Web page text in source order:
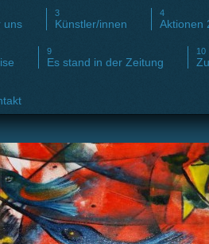
uns Künstler/innen Aktionen
Es stand in der Zeitung